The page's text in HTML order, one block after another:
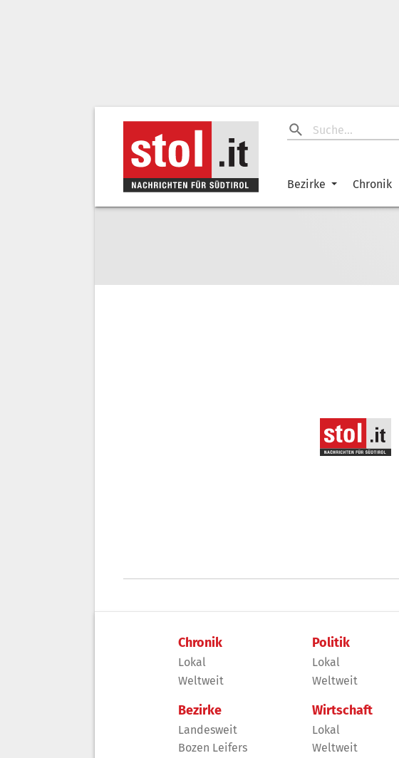
Bezirke Chronik
Chronik
Lokal
Weltweit
Bezirke
Landesweit
Bozen Leifers
Politik
Lokal
Weltweit
Wirtschaft
Lokal
Weltweit